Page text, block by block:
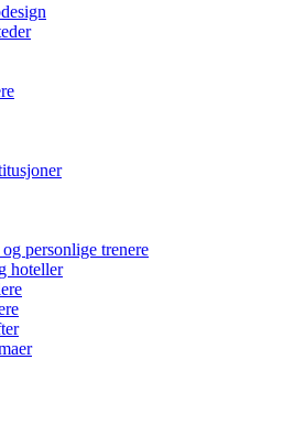
personlige trenere
hoteller